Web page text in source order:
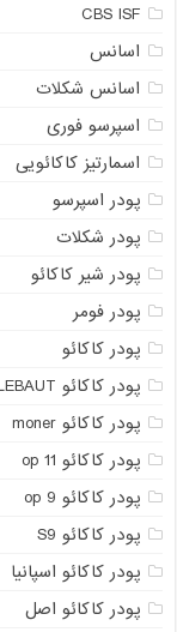
CBS ISF
اسانس
اسانس شکلات
اسپرسو فوری
اسمارتیز کاکائویی
پودر اسپرسو
پودر شکلات
پودر شیر کاکائو
پودر فومر
پودر کاکائو
پودر کاکائو BARRY CALLEBAUT
پودر کاکائو moner
پودر کاکائو op 11
پودر کاکائو op 9
پودر کاکائو S9
پودر کاکائو اسپانیا
پودر کاکائو اصل